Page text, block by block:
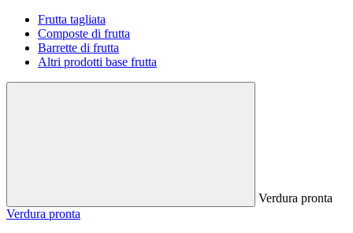
Frutta tagliata
Composte di frutta
Barrette di frutta
Altri prodotti base frutta
Verdura pronta
Verdura pronta